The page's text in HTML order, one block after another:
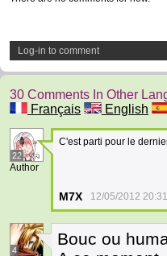
Log-in to comment
30 Comments In Other
Français
English
22
Author
C'est parti pour le
M7X 12/05/2012
4
Bouc ou